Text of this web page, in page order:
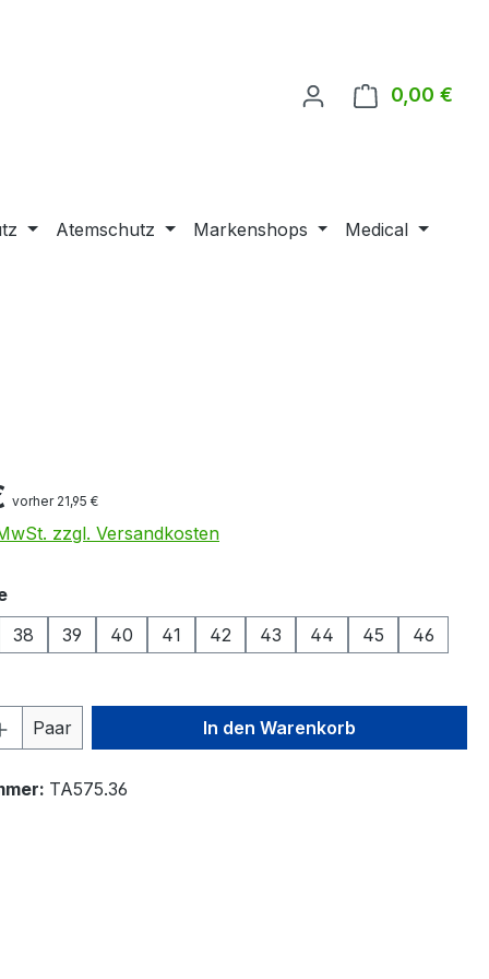
0,00 €
Atemschutz Markenshops
Medical
vorher 21,95 €
zzgl. Versandkosten
auswählen
38 39 40 41 42 43 44 45
46
Anzahl: Gib den gewünschten Wert
Paar In den Warenkorb
TA575.36